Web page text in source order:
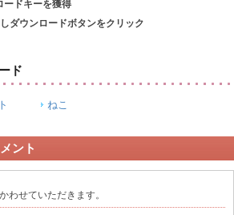
ードキーを獲得
ダウンロードボタンをクリック
ド
ねこ
ント
わせていただきます。